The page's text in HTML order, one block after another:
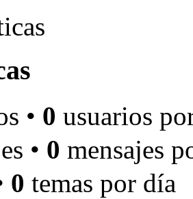
• 0 usuarios
• 0 mensajes
0 temas por día